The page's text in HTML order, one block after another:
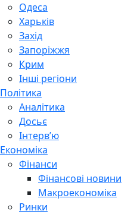
Одеса
Харьків
Захід
Запоріжжя
Крим
Інші регіони
Політика
Аналітика
Досьє
Інтерв’ю
Економіка
Фінанси
Фінансові новини
Макроекономіка
Ринки